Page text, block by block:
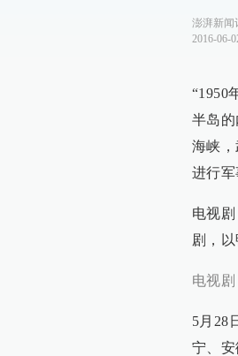
澎湃新闻
2016-06-
“1950
半岛
海峡
进行
电视
剧，
电视
5月28
宁、安